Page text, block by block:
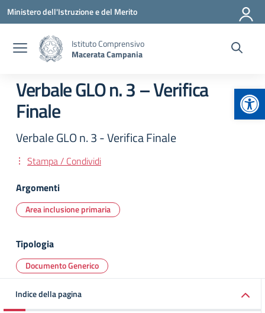
Vai ai contenuti
Vai al menu di navigazione
Vai al footer
Ministero dell'Istruzione e del Merito
Istituto Comprensivo
Macerata Campania
Verbale GLO n. 3 – Verifica
Finale
Verbale GLO n. 3 - Verifica Finale
Stampa / Condividi
Argomenti
Area inclusione primaria
Tipologia
Documento Generico
Indice della pagina